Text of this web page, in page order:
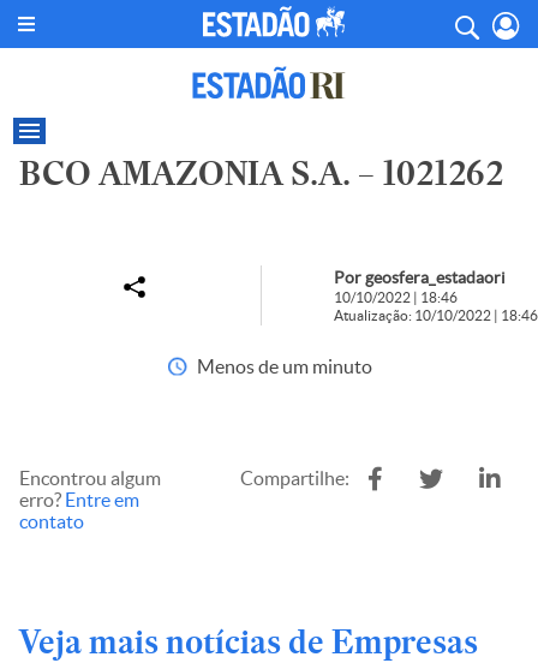
BCO AMAZONIA S.A. – 1021262
Por geosfera_estadaori
10/10/2022 | 18:46
Atualização: 10/10/2022 | 18:46
Menos de um minuto
Encontrou algum
erro? Entre em
contato
Compartilhe:
Veja mais notícias de Empresas